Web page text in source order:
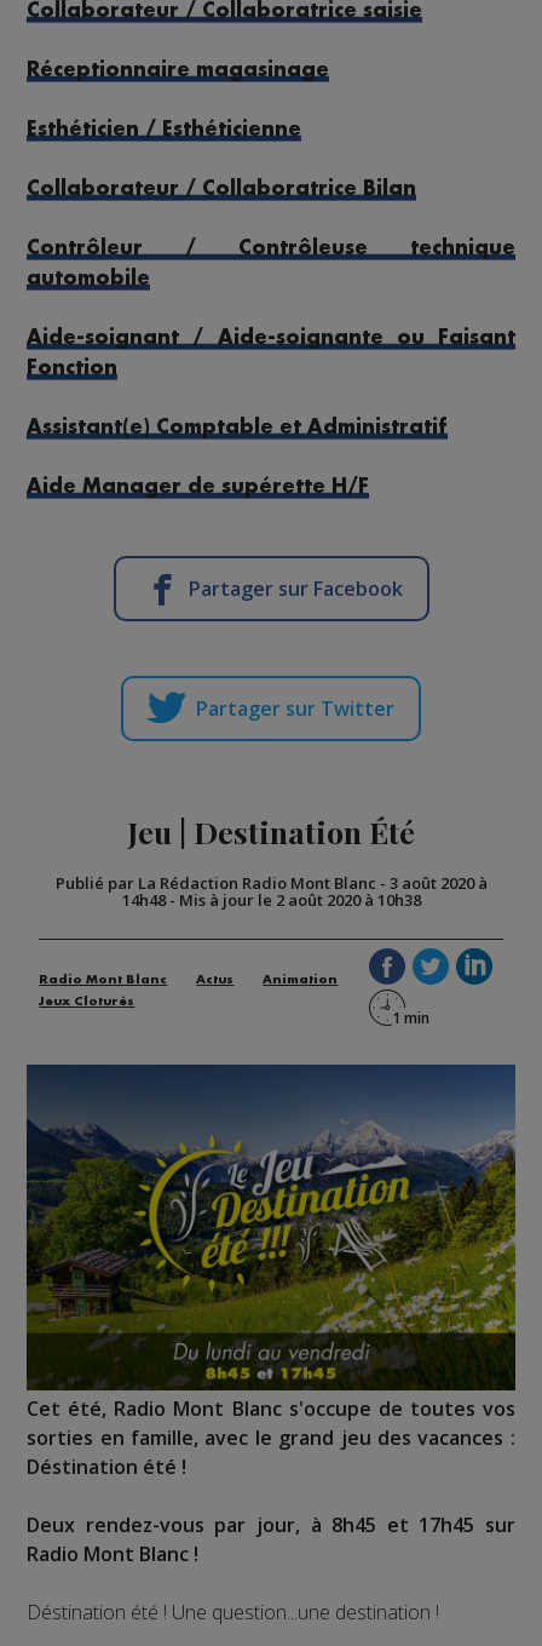
Collaborateur / Collaboratrice saisie
Réceptionnaire magasinage
Esthéticien / Esthéticienne
Collaborateur / Collaboratrice Bilan
Contrôleur / Contrôleuse technique
automobile
Aide-soignant / Aide-soignante ou Faisant
Fonction
Assistant(e) Comptable et Administratif
Aide Manager de supérette H/F
Partager sur Facebook
Partager sur Twitter
Jeu | Destination Été
Publié par La Rédaction Radio Mont Blanc - 3 août 2020 à
14h48- Mis à jour le 2 août 2020 à 10h38
Radio Mont Blanc Actus
Animation
Jeux Cloturés
Cet été, Radio Mont Blanc s'occupe de toutes vos
sorties en famille, avec le grand jeu des vacances :
Déstination été !
Deux rendez-vous par jour, à 8h45 et 17h45 sur
Radio Mont Blanc !
Déstination été ! Une question...une destination !